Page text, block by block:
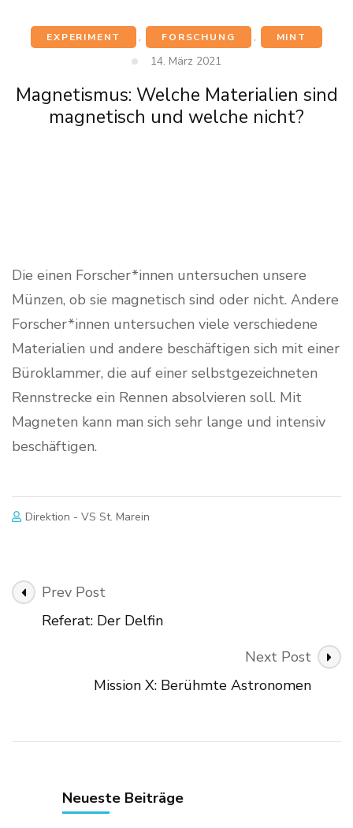
EXPERIMENT , FORSCHUNG , MINT
14. März 2021
Magnetismus: Welche Materialien sind
magnetisch und welche nicht?
Die einen Forscher*innen untersuchen unsere
Münzen, ob sie magnetisch sind oder nicht. Andere
Forscher*innen untersuchen viele verschiedene
Materialien und andere beschäftigen sich mit einer
Büroklammer, die auf einer selbstgezeichneten
Rennstrecke ein Rennen absolvieren soll. Mit
Magneten kann man sich sehr lange und intensiv
beschäftigen.
Direktion - VS St. Marein
Post
Navigation
Prev Post
Referat: Der Delfin
Next Post
Mission X: Berühmte Astronomen
Neueste Beiträge